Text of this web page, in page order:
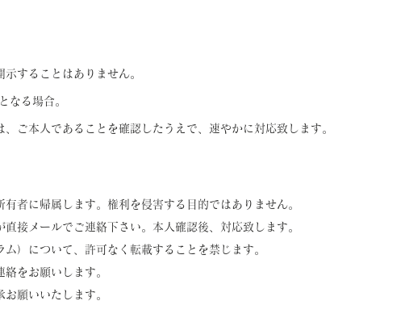
することはありません。
なる場合。
ご本人であることを確認したうえで、速やかに対応致します。
者に帰属します。権利を侵害する目的ではありません。
接メールでご連絡下さい。本人確認後、対応致します。
）について、許可なく転載することを禁じます。
をお願いします。
願いいたします。